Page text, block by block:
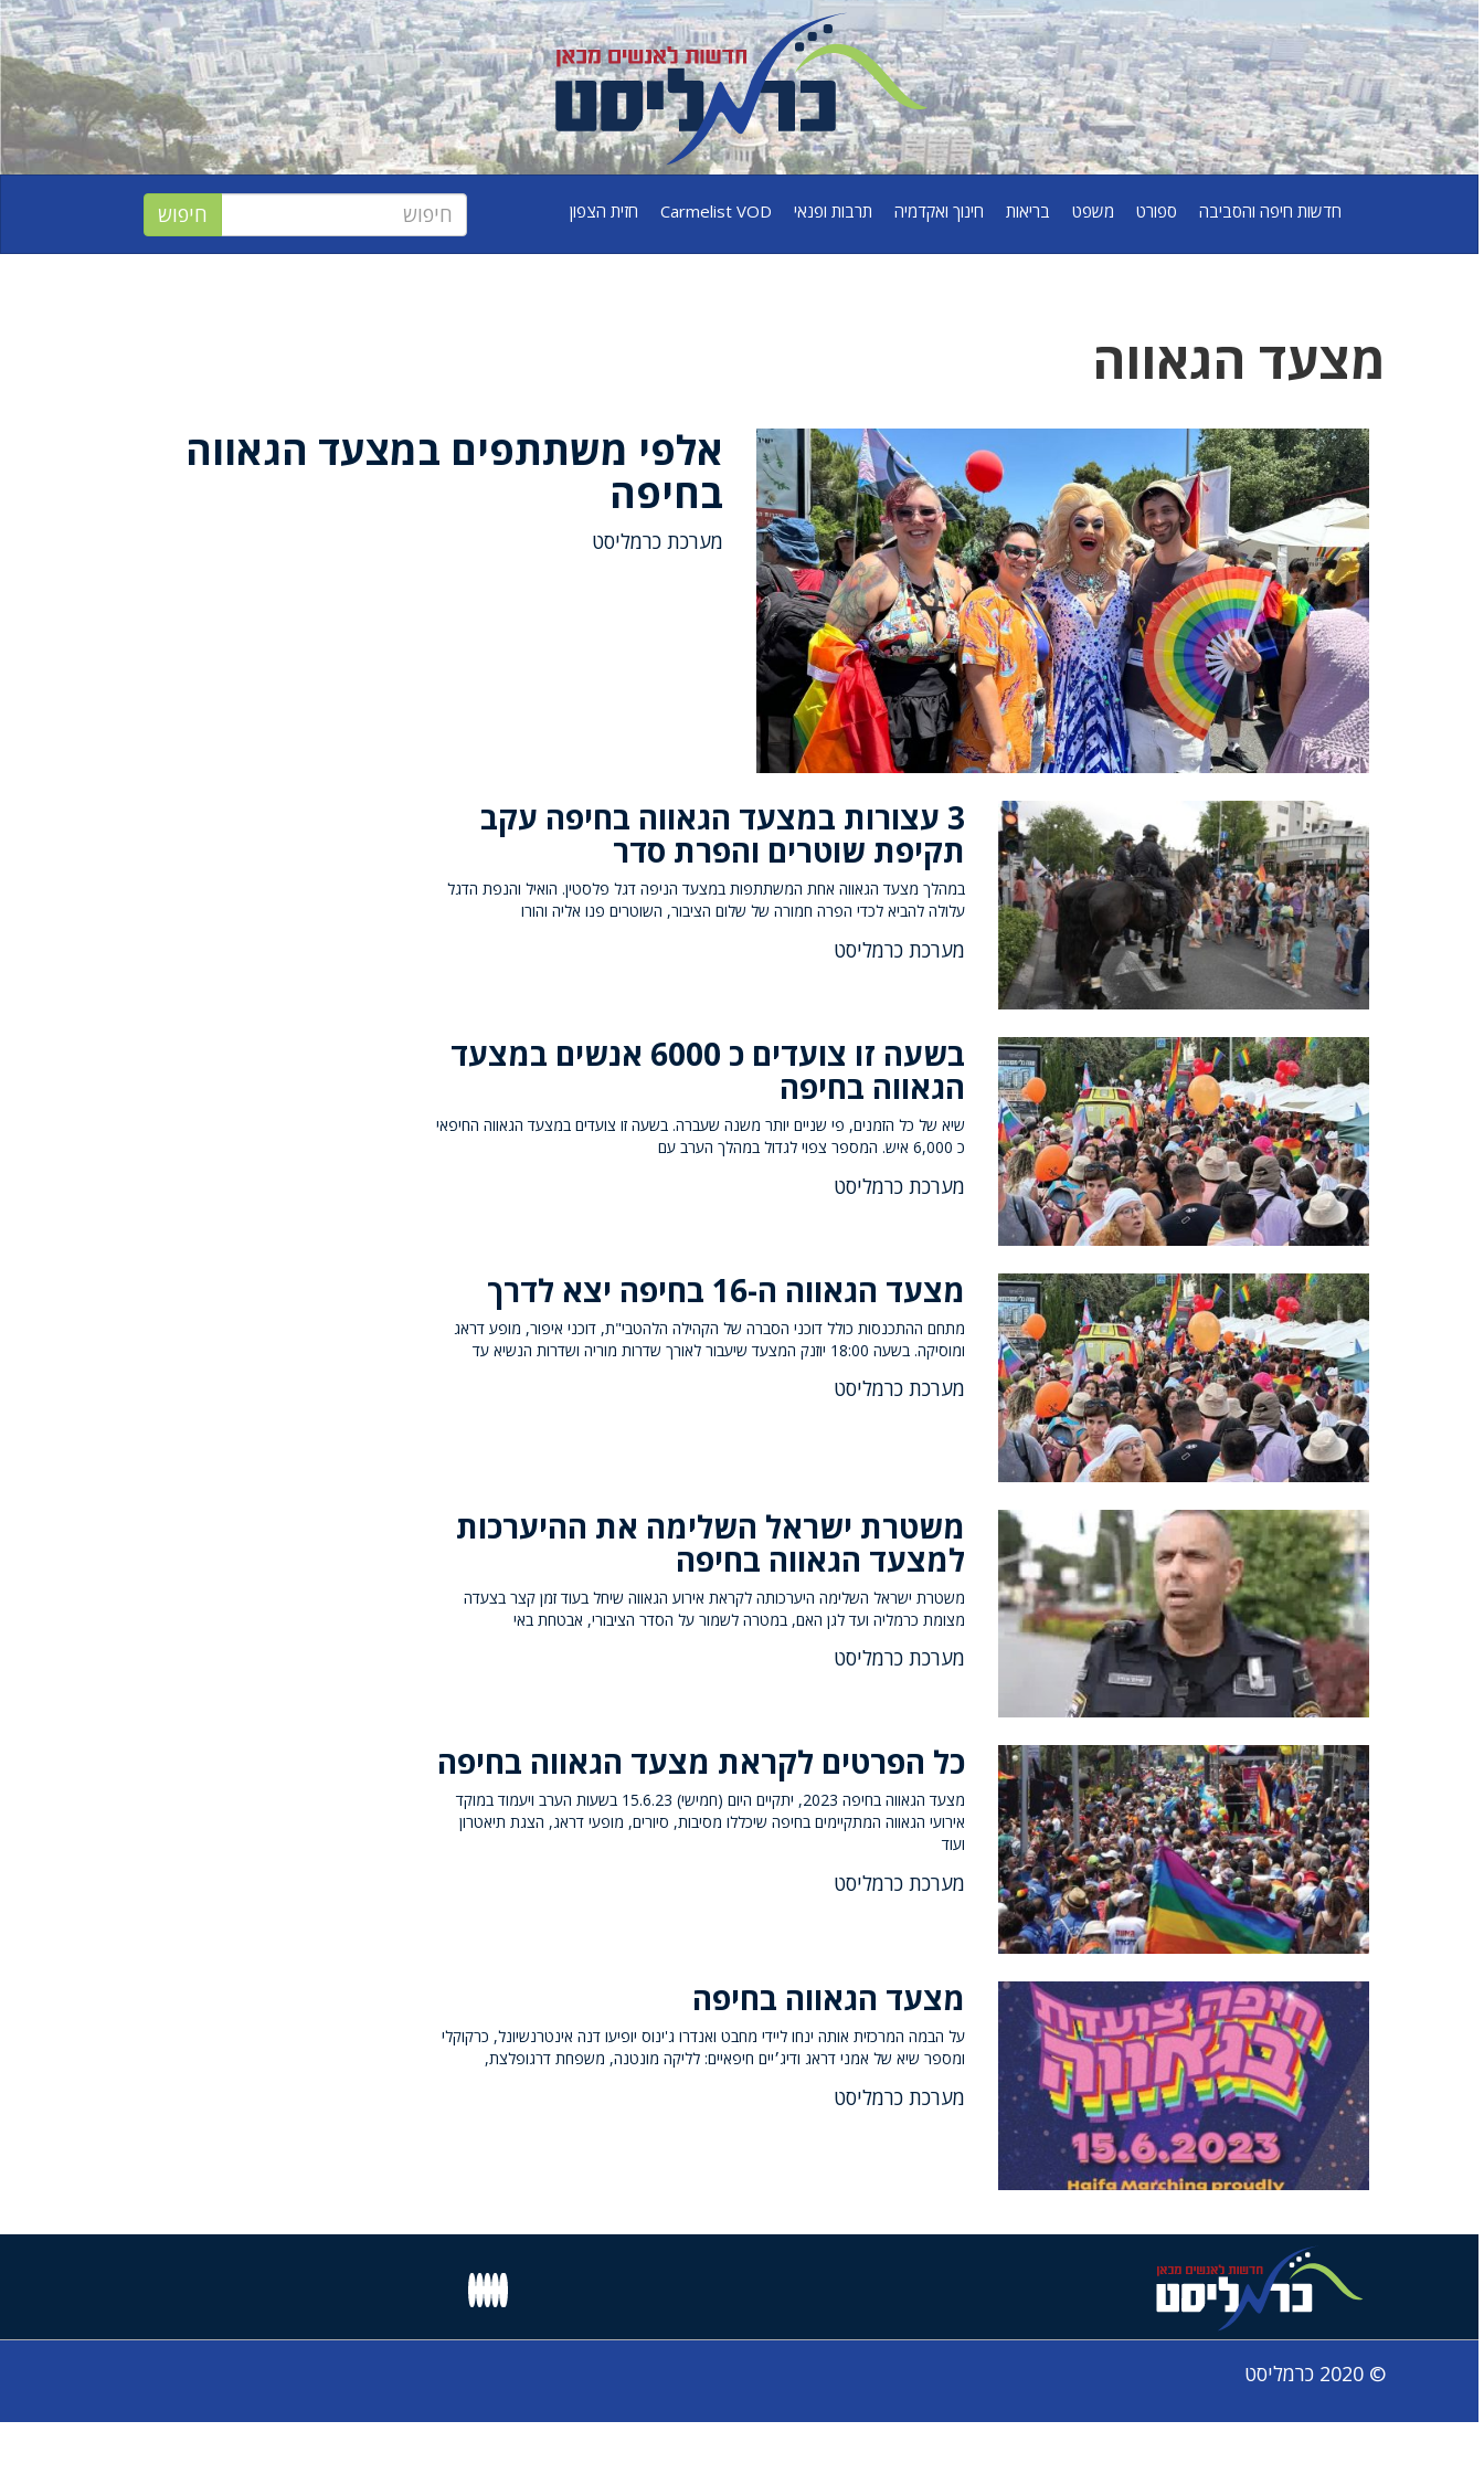
חדשות חיפה והסביבה ספורט משפט בריאות חינוך ואקדמיה תרבות ופנאי Carmelist VOD חזית הצפון
מצעד הגאווה
אלפי משתתפים במצעד הגאווה
בחיפה
מערכת כרמליסט
3 עצורות במצעד הגאווה בחיפה עקב
תקיפת שוטרים והפרת סדר
במהלך מצעד הגאווה אחת המשתתפות במצעד הניפה דגל פלסטין. הואיל והנפת הדגל
עלולה להביא לכדי הפרה חמורה של שלום הציבור, השוטרים פנו אליה והורו
מערכת כרמליסט
בשעה זו צועדים כ 6000 אנשים במצעד
הגאווה בחיפה
שיא של כל הזמנים, פי שניים יותר משנה שעברה. בשעה זו צועדים במצעד הגאווה החיפאי
כ 6,000 איש. המספר צפוי לגדול במהלך הערב עם
מערכת כרמליסט
מצעד הגאווה ה-16 בחיפה יצא לדרך
מתחם ההתכנסות כולל דוכני הסברה של הקהילה הלהטבי"ת, דוכני איפור, מופע דראג
ומוסיקה. בשעה 18:00 יוזנק המצעד שיעבור לאורך שדרות מוריה ושדרות הנשיא עד
מערכת כרמליסט
משטרת ישראל השלימה את ההיערכות
למצעד הגאווה בחיפה
משטרת ישראל השלימה היערכותה לקראת אירוע הגאווה שיחל בעוד זמן קצר בצעדה
מצומת כרמליה ועד לגן האם, במטרה לשמור על הסדר הציבורי, אבטחת באי
מערכת כרמליסט
כל הפרטים לקראת מצעד הגאווה בחיפה
מצעד הגאווה בחיפה 2023, יתקיים היום (חמישי) 15.6.23 בשעות הערב ויעמוד במוקד
אירועי הגאווה המתקיימים בחיפה שיכללו מסיבות, סיורים, מופעי דראג, הצגת תיאטרון
ועוד
מערכת כרמליסט
מצעד הגאווה בחיפה
על הבמה המרכזית אותה ינחו ליידי מחבט ואנדרו ג'ינוס יופיעו דנה אינטרנשיונל, כרקוקלי
ומספר שיא של אמני דראג ודיג׳יים חיפאיים: לליקה מונטנה, משפחת דרגופלצת,
מערכת כרמליסט
© 2020 כרמליסט